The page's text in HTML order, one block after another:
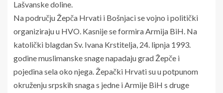
Lašvanske doline.
Na području Žepča Hrvati i Bošnjaci se vojno i politički
organiziraju u HVO. Kasnije se formira Armija BiH. Na
katolički blagdan Sv. Ivana Krstitelja, 24. lipnja 1993.
godine muslimanske snage napadaju grad Žepče i
pojedina sela oko njega. Žepački Hrvati su u potpunom
okruženju srpskih snaga s jedne i Armije BiH s druge